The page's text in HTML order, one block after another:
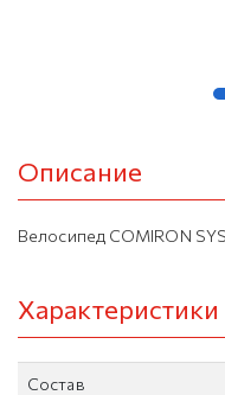
Описание
Велосипед COMIRON
Характеристики
Состав